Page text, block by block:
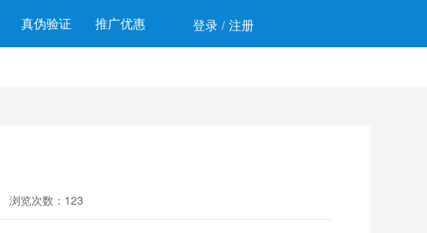
真伪验证 推广优惠 登录 / 注册
浏览次数：123